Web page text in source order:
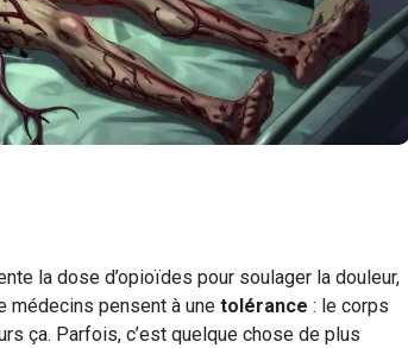
la dose d’opioïdes pour soulager la douleur,
médecins pensent à une tolérance : le corps
ça. Parfois, c’est quelque chose de plus